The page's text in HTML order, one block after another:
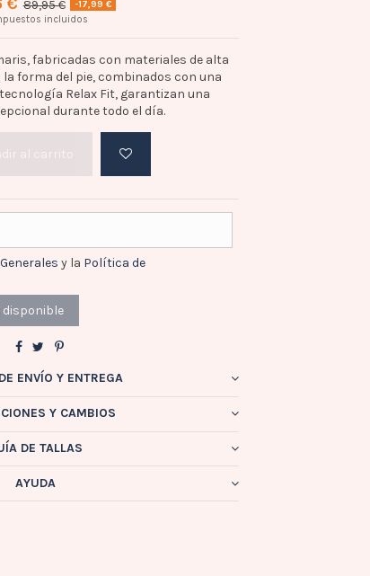
89,95 €
-17,99 €
incluidos
fabricadas con materiales de alta
forma del pie, combinados con una
Relax Fit, garantizan una
durante todo el día.
y la Política de
ENVÍO Y ENTREGA
Y CAMBIOS
DE TALLAS
AYUDA